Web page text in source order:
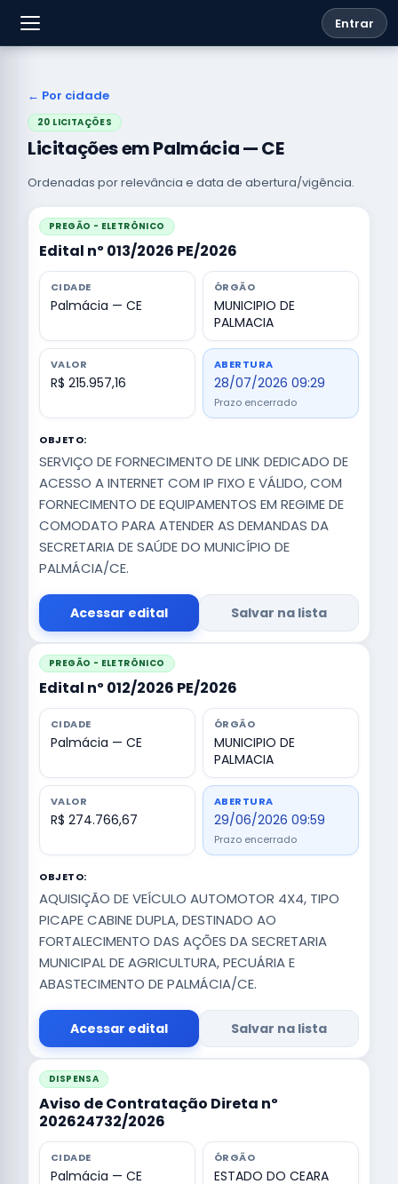
Entrar
← Por cidade
20 LICITAÇÕES
Licitações em Palmácia — CE
Ordenadas por relevância e data de abertura/vigência.
PREGÃO - ELETRÔNICO
Edital nº 013/2026 PE/2026
CIDADE
Palmácia — CE
ÓRGÃO
MUNICIPIO DE
PALMACIA
VALOR
R$ 215.957,16
ABERTURA
28/07/2026 09:29
Prazo encerrado
OBJETO:
SERVIÇO DE FORNECIMENTO DE LINK DEDICADO DE
ACESSO A INTERNET COM IP FIXO E VÁLIDO, COM
FORNECIMENTO DE EQUIPAMENTOS EM REGIME DE
COMODATO PARA ATENDER AS DEMANDAS DA
SECRETARIA DE SAÚDE DO MUNICÍPIO DE
PALMÁCIA/CE.
Acessar edital Salvar na lista
PREGÃO - ELETRÔNICO
Edital nº 012/2026 PE/2026
CIDADE
Palmácia — CE
ÓRGÃO
MUNICIPIO DE
PALMACIA
VALOR
R$ 274.766,67
ABERTURA
29/06/2026 09:59
Prazo encerrado
OBJETO:
AQUISIÇÃO DE VEÍCULO AUTOMOTOR 4X4, TIPO
PICAPE CABINE DUPLA, DESTINADO AO
FORTALECIMENTO DAS AÇÕES DA SECRETARIA
MUNICIPAL DE AGRICULTURA, PECUÁRIA E
ABASTECIMENTO DE PALMÁCIA/CE.
Acessar edital Salvar na lista
DISPENSA
Aviso de Contratação Direta nº
202624732/2026
CIDADE
Palmácia — CE
ÓRGÃO
ESTADO DO CEARA